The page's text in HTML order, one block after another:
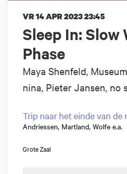
Sleep In: Slow
Phase
Maya Shenfeld,
nina, Pieter Jansen, no
VR 14 APR 202323:45
Trip naar het einde van de
Andriessen, Martland, Wolfe e.a.
Grote Zaal